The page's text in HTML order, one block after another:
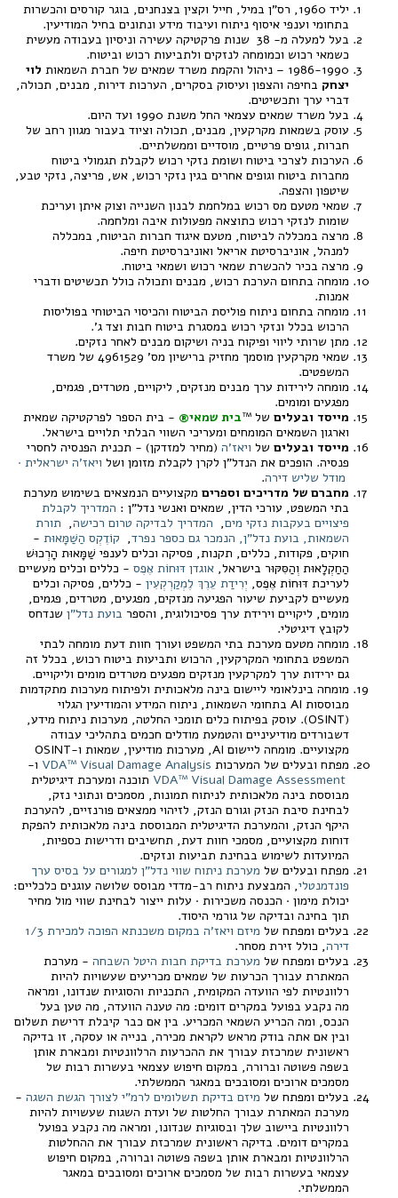
יליד 1960, רס"ן במיל, חייל וקצין בצנחנים, בוגר קורסים והכשרות
בתחומי וענפי איסוף ניתוח ועיבוד מידע ונתונים בחיל המודיעין.
בעל למעלה מ- 38 שנות פרקטיקה עשירה וניסיון בעבודה מעשית
כשמאי רכוש וכמומחה לנזקים ולתביעות רכוש וביטוח.
1986-1990 – ניהול והקמת משרד שמאים של חברת השמאות
לוי
יצחק בחיפה והצפון ועיסוק בסקרים, הערכות דירות, מבנים, תכולה,
דברי ערך ותכשיטים.
בעל משרד שמאים עצמאי החל משנת 1990 ועד היום.
עוסק בשמאות מקרקעין, מבנים, תכולה וציוד בעבור מגוון רחב של
חברות, גופים פרטיים, מוסדיים וממשלתיים.
הערכות לצרכי ביטוח ושומת נזקי רכוש לקבלת תגמולי ביטוח
מחברות ביטוח וגופים אחרים בגין נזקי רכוש, אש, פריצה, נזקי טבע,
שיטפון והצפה.
שמאי מטעם מס רכוש במלחמת לבנון השנייה וצוק איתן ועריכת
שומות לנזקי רכוש כתוצאה מפעולות איבה ומלחמה.
מרצה במכללה לביטוח, מטעם איגוד חברות הביטוח, במכללה
למנהל, אוניברסיטת אריאל ואוניברסיטת חיפה.
מרצה בכיר להכשרת שמאי רכוש ושמאי ביטוח.
מומחה בתחום הערכת רכוש, מבנים ותכולה כולל תכשיטים ודברי
אמנות.
מומחה בתחום ניתוח פוליסת הביטוח והכיסוי הביטוחי בפוליסות
הרכוש בכלל ונזקי רכוש במסגרת ביטוח חבות וצד ג'.
מתן שרותי ליווי ופיקוח בניה ושיקום מבנים לאחר נזקים.
שמאי מקרקעין מוסמך מחזיק ברישיון מס' 4961529 של משרד
המשפטים.
מומחה לירידות ערך מבנים מנזקים, ליקויים, מטרדים, פגמים,
מפגעים ומומים.
מייסד ובעלים של ™בית שמאי® - בית הספר לפרקטיקה שמאית
וארגון השמאים המומחים ומעריכי השווי הבלתי תלויים בישראל.
מייסד ובעלים של ויאז'ה (מחיר למזדקן) - תכנית הפנסיה לחסרי
פנסיה. הופכים את הנדל"ן לקרן לקבלת מזומן ושל ויאז'ה ישראלית ·
מודל שליש דירה.
מחברם של מדריכים וספרים מקצועיים הנמצאים בשימוש מערכת
בתי המשפט, עורכי הדין, שמאים ואנשי נדל"ן : המדריך לקבלת
פיצויים בעקבות נזקי מים, המדריך לבדיקה טרום רכישה, תורת
השמאות, בועת נדל"ן, הנמכר גם כספר נפרד, קוֹדֶקְס הַשַּׁמָּאוּת -
חוקים, פקודות, כללים, תקנות, פסיקה וכלים לענפי שַׁמָּאוּת הָרְכוּשׁ
הַחַקְלָאוּת וְהַסִּקּוּר בישראל, אוגדן דּוּחוֹת אֶפֶס - כללים וכלים מעשיים
לעריכת דּוּחוֹת אֶפֶס, יְרִידַת עֵרֶךְ לֶמְקַרְקְעִין - כללים, פסיקה וכלים
מעשיים לקביעת שיעור הפגיעה מנזקים, מפגעים, מטרדים, פגמים,
מומים, ליקויים וירידת ערך פסיכולוגית, והספר בועת נדל"ן שנדחס
לקובץ דיגיטלי.
מומחה מטעם מערכת בתי המשפט ועורך חוות דעת מומחה לבתי
המשפט בתחומי המקרקעין, הרכוש ותביעות ביטוח רכוש, בכלל זה
גם ירידות ערך למקרקעין מנזקים מפגעים מטרדים מומים וליקויים.
מומחה בינלאומי ליישום בינה מלאכותית ולפיתוח מערכות מתקדמות
מבוססות AI בתחומי השמאות, ניתוח המידע והמודיעין הגלוי
(OSINT). עוסק בפיתוח כלים תומכי החלטה, מערכות ניתוח מידע,
דשבורדים מודיעיניים והטמעת מודלים חכמים בתהליכי עבודה
מקצועיים. מומחה ליישום AI, מערכות מודיעין, שמאות ו-OSINT
מפתח ובעלים של המערכות VDA™ Visual Damage Analysis ו-
VDA™ Visual Damage Assessment תוכנה ומערכת דיגיטלית
מבוססת בינה מלאכותית לניתוח תמונות, מסמכים ונתוני נזק,
לבחינת סיבת הנזק וגורם הנזק, לזיהוי ממצאים פורנזיים, להערכת
היקף הנזק, והמערכת הדיגיטלית המבוססת בינה מלאכותית להפקת
דוחות מקצועיים, מסמכי חוות דעת, תחשיבים ודרישות כספיות,
המיועדות לשימוש בבחינת תביעות ונזקים.
מפתח ובעלים של מערכת ניתוח שווי נדל"ן למגורים על בסיס ערך
פונדמנטלי, המבצעת ניתוח רב-מדדי מבוסס שלושה עוגנים כלכליים:
יכולת מימון · הכנסה משכירות · עלות ייצור לבחינת שווי מול מחיר
תוך בחינה ובדיקה של גורמי היסוד.
בעלים ומפתח של
מיזם ויאז'ה במקום משכנתא הפוכה למכירת 1/3
דירה, כולל זירת מסחר.
בעלים ומפתח של מערכת בדיקת חבות היטל השבחה - מערכת
המאתרת עבורך הכרעות של שמאים מכריעים שעשויות להיות
רלוונטיות לפי הוועדה המקומית, התכניות והסוגיות שנדונו, ומראה
מה נקבע בפועל במקרים דומים: מה טענה הוועדה, מה טען בעל
הנכס, ומה הכריע השמאי המכריע. בין אם כבר קיבלת דרישת תשלום
ובין אם אתה בודק מראש לקראת מכירה, בנייה או עסקה, זו בדיקה
ראשונית שמרכזת עבורך את ההכרעות הרלוונטיות ומבארת אותן
בשפה פשוטה וברורה, במקום חיפוש עצמאי בעשרות רבות של
מסמכים ארוכים ומסובכים במאגר הממשלתי.
בעלים ומפתח של מיזם בדיקת תשלומים לרמ"י לצורך הגשת השגה -
מערכת המאתרת עבורך החלטות של ועדת השגות שעשויות להיות
רלוונטיות ביישוב שלך ובסוגיות שנדונו, ומראה מה נקבע בפועל
במקרים דומים. בדיקה ראשונית שמרכזת עבורך את ההחלטות
הרלוונטיות ומבארת אותן בשפה פשוטה וברורה, במקום חיפוש
עצמאי בעשרות רבות של מסמכים ארוכים ומסובכים במאגר
הממשלתי.